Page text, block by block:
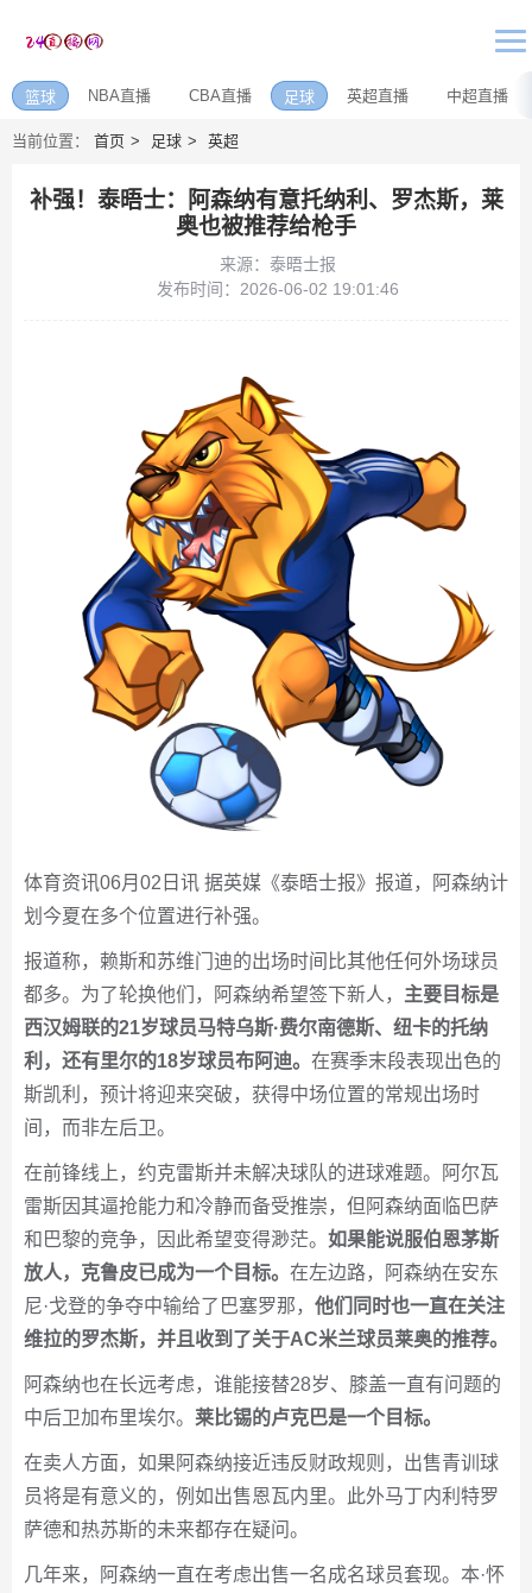
篮球 NBA直播 CBA直播 足球 英超直播 中超直播
当前位置： 首页 足球 英超
补强！泰晤士：阿森纳有意托纳利、罗杰斯，莱
奥也被推荐给枪手
来源：泰晤士报
发布时间：2026-06-02 19:01:46
体育资讯06月02日讯 据英媒《泰晤士报》报道，阿森纳计
划今夏在多个位置进行补强。
报道称，赖斯和苏维门迪的出场时间比其他任何外场球员
都多。为了轮换他们，阿森纳希望签下新人， 主要目标是
西汉姆联的21岁球员马特乌斯·费尔南德斯、纽卡的托纳
利，还有里尔的18岁球员布阿迪。 在赛季末段表现出色的
斯凯利，预计将迎来突破，获得中场位置的常规出场时
间，而非左后卫。
在前锋线上，约克雷斯并未解决球队的进球难题。阿尔瓦
雷斯因其逼抢能力和冷静而备受推崇，但阿森纳面临巴萨
和巴黎的竞争，因此希望变得渺茫。 如果能说服伯恩茅斯
放人，克鲁皮已成为一个目标。 在左边路，阿森纳在安东
尼·戈登的争夺中输给了巴塞罗那， 他们同时也一直在关注
维拉的罗杰斯，并且收到了关于AC米兰球员莱奥的推荐。
阿森纳也在长远考虑，谁能接替28岁、膝盖一直有问题的
中后卫加布里埃尔。 莱比锡的卢克巴是一个目标。
在卖人方面，如果阿森纳接近违反财政规则，出售青训球
员将是有意义的，例如出售恩瓦内里。此外马丁内利特罗
萨德和热苏斯的未来都存在疑问。
几年来，阿森纳一直在考虑出售一名成名球员套现。本·怀